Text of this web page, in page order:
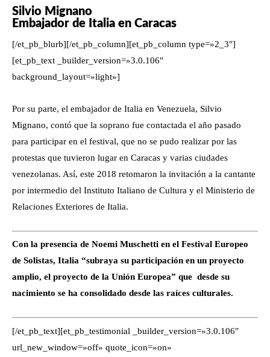
Silvio Mignano
Embajador de Italia en Caracas
[/et_pb_blurb][/et_pb_column][et_pb_column type=»2_3″]
[et_pb_text _builder_version=»3.0.106″
background_layout=»light»]
Por su parte, el embajador de Italia en Venezuela, Silvio
Mignano, contó que la soprano fue contactada el año pasado
para participar en el festival, que no se pudo realizar por las
protestas que tuvieron lugar en Caracas y varias ciudades
venezolanas. Así, este 2018 retomaron la invitación a la cantante
por intermedio del Instituto Italiano de Cultura y el Ministerio de
Relaciones Exteriores de Italia.
Con la presencia de Noemi Muschetti en el Festival Europeo
de Solistas, Italia “subraya su participación en un proyecto
amplio, el proyecto de la Unión Europea” que desde su
nacimiento se ha consolidado desde las raíces culturales.
[/et_pb_text][et_pb_testimonial _builder_version=»3.0.106″
url_new_window=»off» quote_icon=»on»